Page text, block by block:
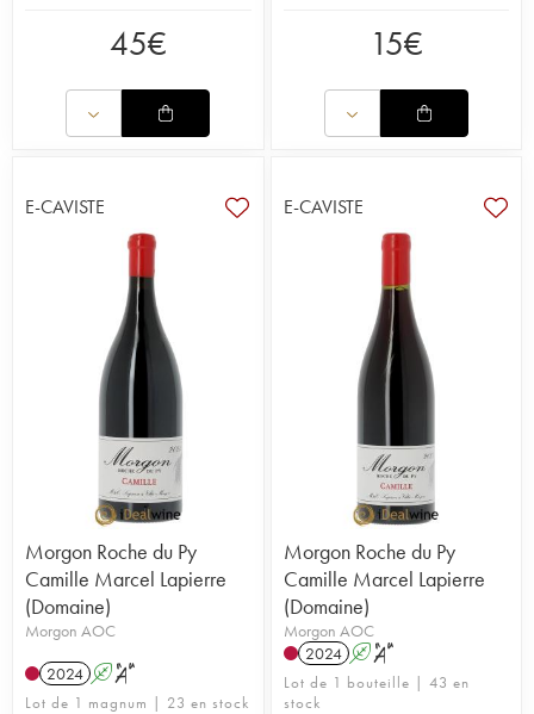
45€ 15€
E-CAVISTE
Morgon Roche du Py
Camille Marcel Lapierre
(Domaine)
Morgon AOC
2024 A S
Lot de 1 magnum | 23 en stock
E-CAVISTE
Morgon Roche du Py
Camille Marcel Lapierre
(Domaine)
Morgon AOC
2024 A S
Lot de 1 bouteille | 43 en
stock